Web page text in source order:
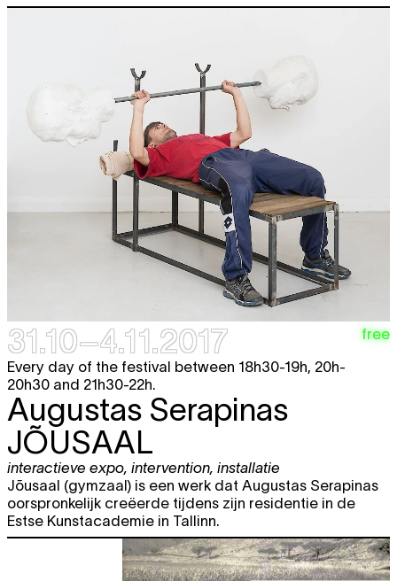
31.10–4.11.2017
Every day of the festival between 18h30-19h, 20h-
20h30 and 21h30-22h.
free
Augustas Serapinas
JÕUSAAL
interactieve expo, intervention, installatie
Jõusaal (gymzaal) is een werk dat Augustas Serapinas
oorspronkelijk creëerde tijdens zijn residentie in de
Estse Kunstacademie in Tallinn.